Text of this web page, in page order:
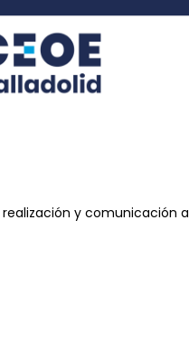
y comunicación a